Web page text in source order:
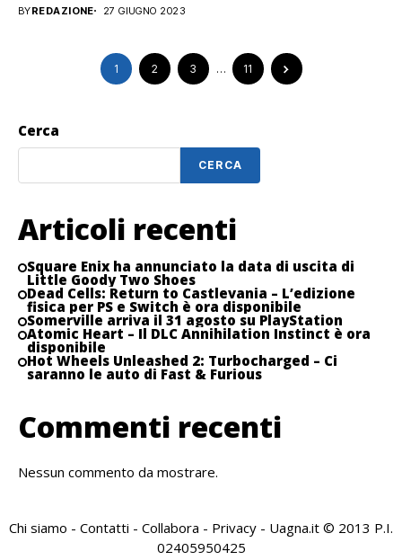
BYREDAZIONE 27 GIUGNO 2023
1 2 3 … 11
Cerca
CERCA
Articoli recenti
Square Enix ha annunciato la data di uscita di
Little Goody Two Shoes
Dead Cells: Return to Castlevania – L’edizione
fisica per PS e Switch è ora disponibile
Somerville arriva il 31 agosto su PlayStation
Atomic Heart – Il DLC Annihilation Instinct è ora
disponibile
Hot Wheels Unleashed 2: Turbocharged – Ci
saranno le auto di Fast & Furious
Commenti recenti
Nessun commento da mostrare.
Chi siamo - Contatti - Collabora - Privacy - Uagna.it © 2013 P.I.
02405950425